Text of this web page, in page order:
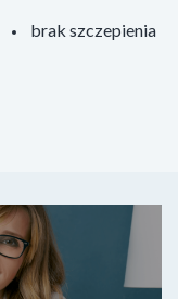
brak szczepienia